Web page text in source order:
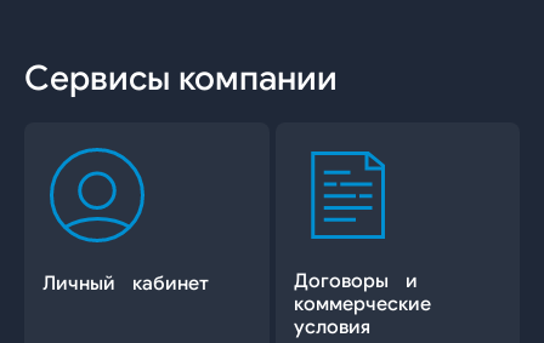
Сервисы компании
Личный кабинет
Договоры и
коммерческие
условия